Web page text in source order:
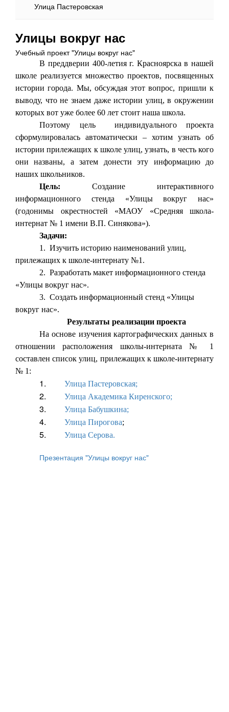
Улица Пастеровская
Улицы вокруг нас
Учебный проект "Улицы вокруг нас"
В преддверии 400-летия г. Красноярска в нашей
школе реализуется множество проектов, посвященных
истории города. Мы, обсуждая этот вопрос, пришли к
выводу, что не знаем даже истории улиц, в окружении
которых вот уже более 60 лет стоит наша школа.
Поэтому цель
индивидуального проекта
сформулировалась автоматически – хотим узнать об
истории прилежащих к школе улиц, узнать, в честь кого
они названы, а затем донести эту информацию до
наших школьников.
Цель:Создание интерактивного
информационного стенда «Улицы вокруг нас»
(годонимы окрестностей «МАОУ «Средняя школа-
интернат № 1 имени В.П. Синякова»).
Задачи:
1. Изучить историю наименований улиц,
прилежащих к школе-интернату №1.
2. Разработать макет информационного стенда
«Улицы вокруг нас».
3. Создать информационный стенд «Улицы
вокруг нас».
Результаты реализации проекта
На основе изучения картографических данных в
отношении расположения школы-интерната № 1
составлен список улиц, прилежащих к школе-интернату
№ 1:
1. Улица Пастеровская;
2. Улица Академика Киренского;
3. Улица Бабушкина;
4. Улица Пирогова;
5. Улица Серова.
Презентация "Улицы вокруг нас"